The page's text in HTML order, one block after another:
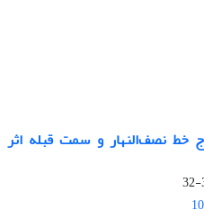
خط نصف‌النهار و سمت قبله اثر